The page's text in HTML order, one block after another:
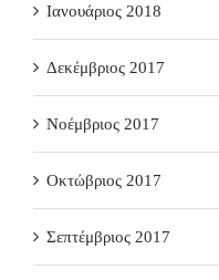
Ιανουάριος 2018
Δεκέμβριος 2017
Νοέμβριος 2017
Οκτώβριος 2017
Σεπτέμβριος 2017